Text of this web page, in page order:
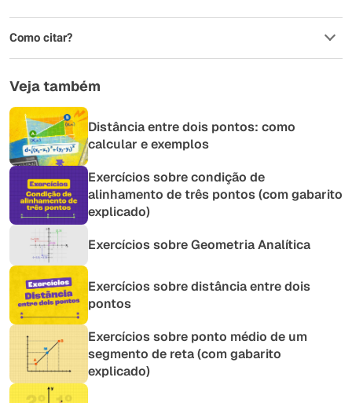
Como citar?
Veja também
Distância entre dois pontos: como
calcular e exemplos
Exercícios sobre condição de
alinhamento de três pontos (com gabarito
explicado)
Exercícios sobre Geometria Analítica
Exercícios sobre distância entre dois
pontos
Exercícios sobre ponto médio de um
segmento de reta (com gabarito
explicado)